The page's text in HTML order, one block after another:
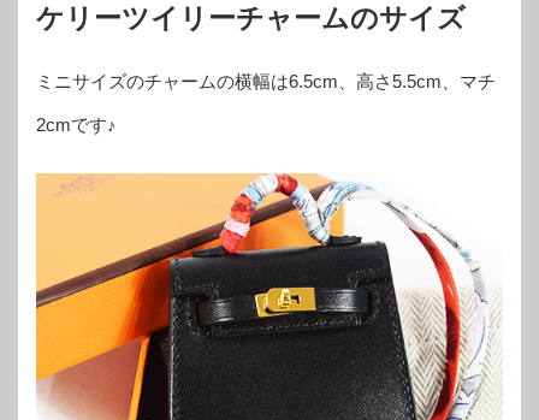
ケリーツイリーチャームのサイズ
ミニサイズのチャームの横幅は6.5cm、高さ5.5cm、マチ
2cmです♪